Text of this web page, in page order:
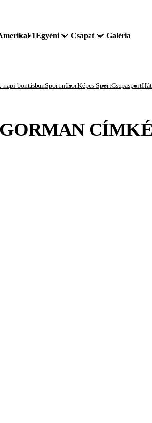
F1Egyéni Csapat Galéria
napi bontásbanSportműsorKépes SportCsupasport